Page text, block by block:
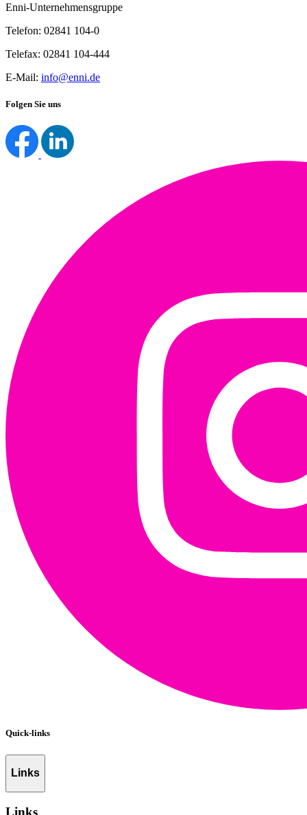
Enni-Unternehmensgruppe
Telefon: 02841 104-0
Telefax: 02841 104-444
E-Mail: info@enni.de
Folgen Sie uns
Quick-links
Links